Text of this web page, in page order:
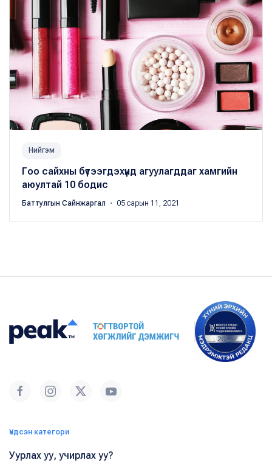
Нийгэм
Гоо сайхны бүтээгдэхүүнд агуулагддаг хамгийн
аюултай 10 бодис
Баттулгын Сайнжаргал ・ 05 сарын 11, 2021
Үндсэн категори
Уурлах уу, учирлах уу?